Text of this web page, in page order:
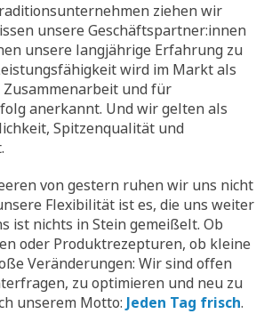
ziehen wir
unsere Geschäftspartner:innen
unsere langjährige Erfahrung zu
wird im Markt als
und für
anerkannt. Und wir gelten als
Spitzenqualität und
von gestern ruhen wir uns nicht
Flexibilität ist es, die uns weiter
ist nichts in Stein gemeißelt. Ob
oder Produktrezepturen, ob kleine
Veränderungen: Wir sind offen
zu optimieren und neu zu
unserem Motto: Jeden Tag frisch.